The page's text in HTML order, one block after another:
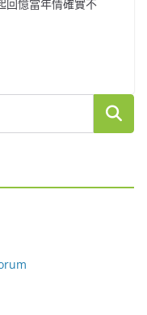
回憶當年情確實不